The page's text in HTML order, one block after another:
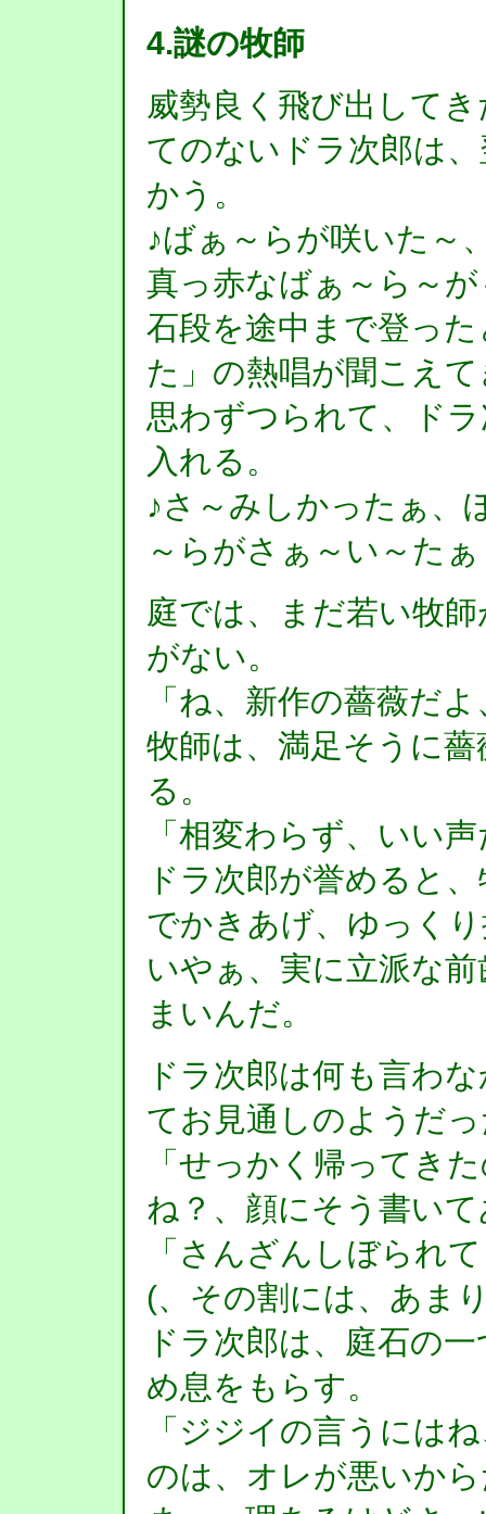
4.謎の牧師
威勢良く飛び出して
てのないドラ次郎は
かう。
♪ばぁ～らが咲いた～
真っ赤なばぁ～ら～が
石段を途中まで登っ
た」の熱唱が聞こえ
思わずつられて、ド
入れる。
♪さ～みしかったぁ、
～らがさぁ～い～たぁ
庭では、まだ若い牧
がない。
「ね、新作の薔薇だ
牧師は、満足そうに
る。
「相変わらず、いい
ドラ次郎が誉めると
でかきあげ、ゆっく
いやぁ、実に立派な
まいんだ。
ドラ次郎は何も言わ
てお見通しのようだ
「せっかく帰ってき
ね？、顔にそう書い
「さんざんしぼられ
(、その割には、あま
ドラ次郎は、庭石の
め息をもらす。
「ジジイの言うには
のは、オレが悪いか